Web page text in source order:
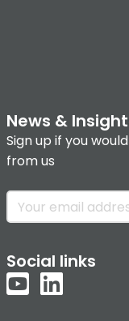
News &
Sign up if you
from us
Social links